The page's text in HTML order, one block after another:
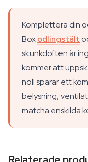
Komplettera din
Boxodlingstält
skunkdoften är
kommer att
noll sparar ett
belysning,
matcha enskilda